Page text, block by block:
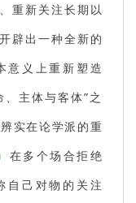
重新关注长期以
辟出一种全新的
意义上重新塑造
主体与客体”之
实在论学派的重
在多个场合拒绝
自己对物的关注